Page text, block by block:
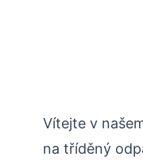
Vítejte v
na tříděný